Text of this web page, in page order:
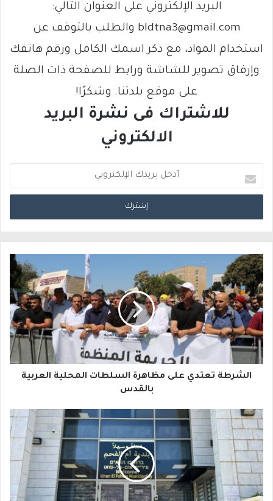
البريد الإلكتروني على العنوان التالي:
bldtna3@gmail.com والطلب بالتوقف عن
استخدام المواد، مع ذكر اسمك الكامل ورقم هاتفك
وإرفاق تصوير للشاشة ورابط للصفحة ذات الصلة
على موقع بلدتنا. وشكرًا!
للاشتراك فى نشرة البريد
الالكتروني
د
خ
ب
ر
ي
د
ك
ا
إ
ل
ك
ت
ر
الشرطة تعتدي على مظاهرة السلطات المحلية العربية
بالقدس